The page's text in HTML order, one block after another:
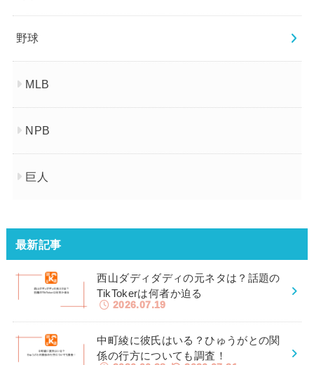
野球
MLB
NPB
巨人
最新記事
西山ダディダディの元ネタは？話題の
TikTokerは何者か迫る
2026.07.19
中町綾に彼氏はいる？ひゅうがとの関
係の行方についても調査！